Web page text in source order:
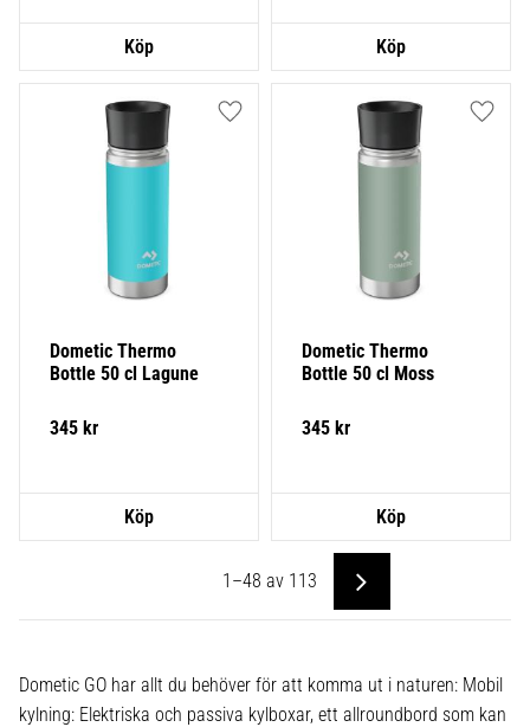
Dometic Thermo
Bottle 50 cl Lagune
345 kr
Lägg till i favoriter
Dometic Thermo
Bottle 50 cl Moss
345 kr
Lägg
1–48 av 113
Dometic GO har allt du behöver för att komma ut i naturen: Mobil
kylning: Elektriska och passiva kylboxar, ett allroundbord som kan